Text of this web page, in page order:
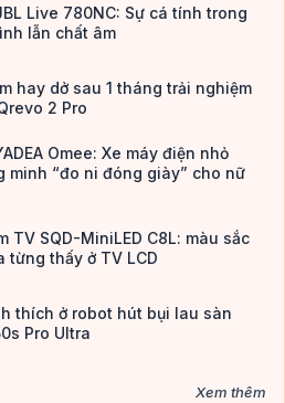
Live 780NC: Sự cá tính trong
lẫn chất âm
hay dở sau 1 tháng trải nghiệm
2 Pro
Omee: Xe máy điện nhỏ
minh “đo ni đóng giày” cho nữ
TV SQD-MiniLED C8L: màu sắc
từng thấy ở TV LCD
thích ở robot hút bụi lau sàn
Pro Ultra
Xem thêm